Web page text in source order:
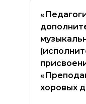
хоровых